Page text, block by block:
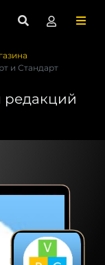
и Стандарт
редакций